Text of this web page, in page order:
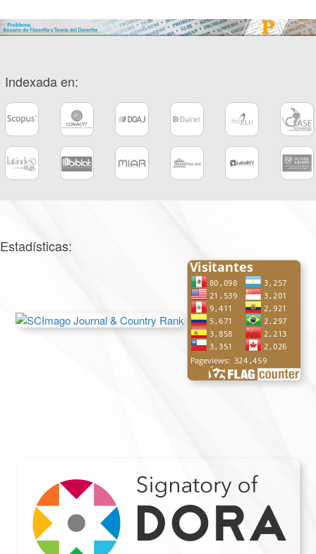
Indexada en:
Estadísticas: